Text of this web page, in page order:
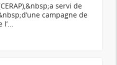
servi de
campagne de